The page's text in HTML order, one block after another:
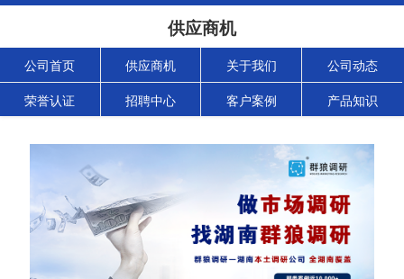
供应商机
公司首页 供应商机 关于我们 公司动态
荣誉认证 招聘中心 客户案例 产品知识